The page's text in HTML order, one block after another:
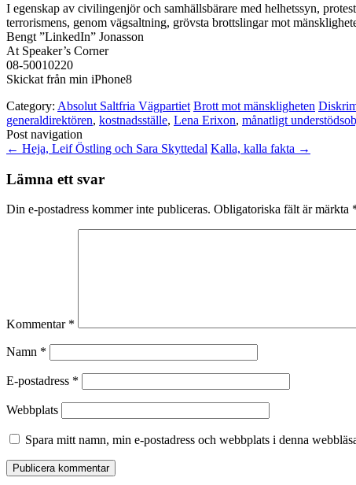
I egenskap av civilingenjör och samhällsbärare med helhetssyn,
terrorismens, genom vägsaltning, grövsta brottslingar mot
Bengt ”LinkedIn” Jonasson
At Speaker’s Corner
08-50010220
Skickat från min iPhone8
Category: Absolut Saltfria Vägpartiet Brott mot mänskligheten
generaldirektören, kostnadsställe, Lena Erixon, månatligt
Post navigation
← Heja, Leif Östling och Sara Skyttedal Kalla, kalla fakta →
Lämna ett svar
Din e-postadress kommer inte publiceras. Obligatoriska fält är märkta
Kommentar *
Namn *
E-postadress *
Webbplats
Spara mitt namn, min e-postadress och webbplats i denna